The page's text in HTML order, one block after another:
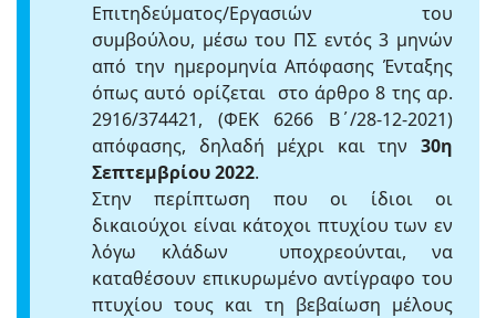
Επιτηδεύματος/Εργασιών του
συμβούλου, μέσω του ΠΣ εντός 3 μηνών
από την ημερομηνία Απόφασης Ένταξης
όπως αυτό ορίζεται στο άρθρο 8 της αρ.
2916/374421, (ΦΕΚ 6266 Β΄/28-12-2021)
απόφασης, δηλαδή μέχρι και την 30η
Σεπτεμβρίου 2022.
Στην περίπτωση που οι ίδιοι οι
δικαιούχοι είναι κάτοχοι πτυχίου των εν
λόγω κλάδων υποχρεούνται, να
καταθέσουν επικυρωμένο αντίγραφο του
πτυχίου τους και τη βεβαίωση μέλους